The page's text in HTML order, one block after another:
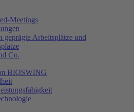
Meetings
geprägte Arbeitsplätze und
Co.
BIOSWING